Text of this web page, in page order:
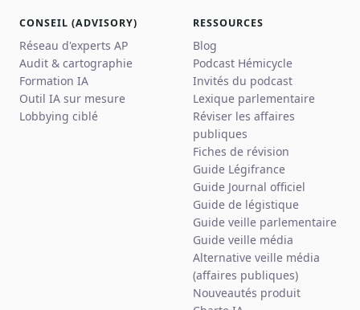
CONSEIL (ADVISORY)
Réseau d'experts AP
Audit & cartographie
Formation IA
Outil IA sur mesure
Lobbying ciblé
RESSOURCES
Blog
Podcast Hémicycle
Invités du podcast
Lexique parlementaire
Réviser les affaires
publiques
Fiches de révision
Guide Légifrance
Guide Journal officiel
Guide de légistique
Guide veille parlementaire
Guide veille média
Alternative veille média
(affaires publiques)
Nouveautés produit